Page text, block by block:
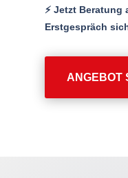
⚡️ Jetzt
Erstgespräch
ANGEBOT